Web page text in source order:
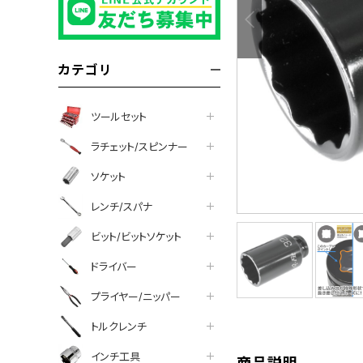
カテゴリ
ツールセット
ラチェット/スピンナー
ソケット
レンチ/スパナ
ビット/ビットソケット
ドライバー
プライヤー/ニッパー
トルクレンチ
インチ工具
facebook
line